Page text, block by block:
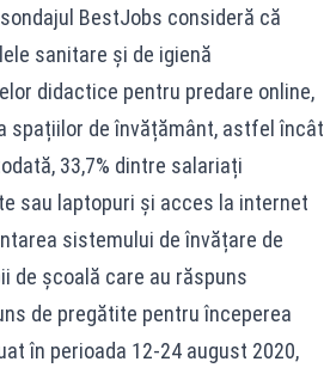
BestJobs consideră că
sanitare și de igienă
didactice pentru predare online,
spațiilor de învățământ, astfel încât
33,7% dintre salariați
sau laptopuri și acces la internet
sistemului de învățare de
de școală care au răspuns
de pregătite pentru începerea
în perioada 12-24 august 2020,